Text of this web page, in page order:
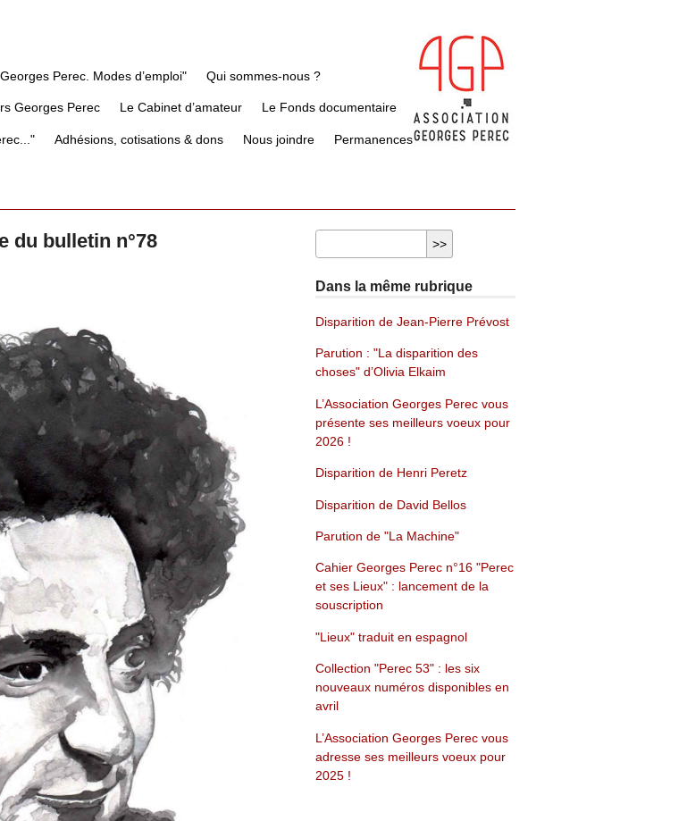
Perec. Modes d’emploi" Qui sommes-nous ?
Georges Perec Le Cabinet d’amateur Le Fonds documentaire
Adhésions, cotisations & dons Nous joindre Permanences
du bulletin n°78
Dans la même rubrique
Disparition de Jean-Pierre Prévost
Parution : "La disparition des
choses" d’Olivia Elkaim
L’Association Georges Perec vous
présente ses meilleurs voeux pour
2026 !
Disparition de Henri Peretz
Disparition de David Bellos
Parution de "La Machine"
Cahier Georges Perec n°16 "Perec
et ses Lieux" : lancement de la
souscription
"Lieux" traduit en espagnol
Collection "Perec 53" : les six
nouveaux numéros disponibles en
avril
L’Association Georges Perec vous
adresse ses meilleurs voeux pour
2025 !